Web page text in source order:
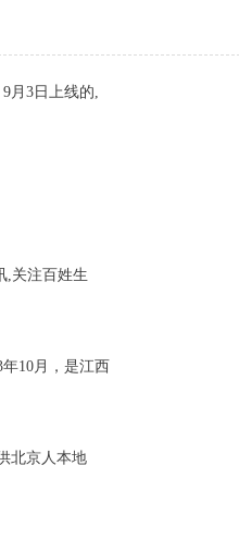
月3日上线的,
,关注百姓生
10月，是江西
北京人本地